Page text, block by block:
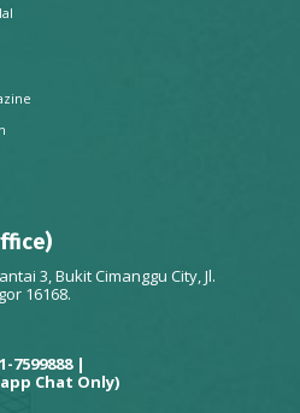
3, Bukit Cimanggu City, Jl.
16168.
7599888 |
Chat Only)